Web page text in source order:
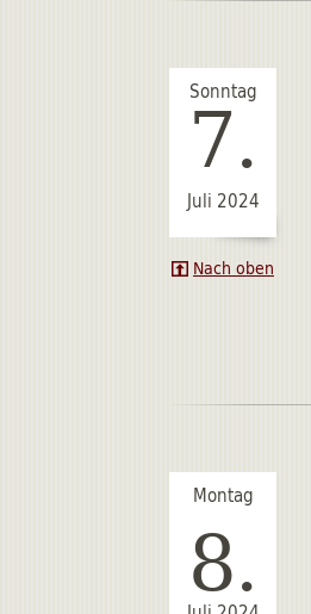
Sonntag
7.
Juli 2024
Nach oben
Montag
8.